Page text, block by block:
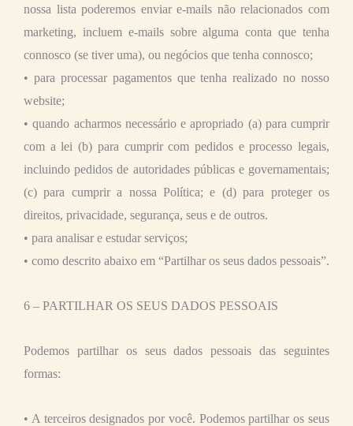
nossa lista poderemos enviar e-mails não relacionados com
marketing, incluem e-mails sobre alguma conta que tenha
connosco (se tiver uma), ou negócios que tenha connosco;
• para processar pagamentos que tenha realizado no nosso
website;
• quando acharmos necessário e apropriado (a) para cumprir
com a lei (b) para cumprir com pedidos e processo legais,
incluindo pedidos de autoridades públicas e governamentais;
(c) para cumprir a nossa Política; e (d) para proteger os
direitos, privacidade, segurança, seus e de outros.
• para analisar e estudar serviços;
• como descrito abaixo em “Partilhar os seus dados pessoais”.
6 – PARTILHAR OS SEUS DADOS PESSOAIS
Podemos partilhar os seus dados pessoais das seguintes
formas:
• A terceiros designados por você. Podemos partilhar os seus